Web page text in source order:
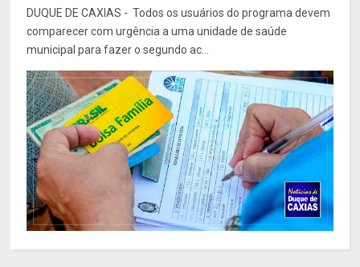
DUQUE DE CAXIAS - Todos os usuários do programa devem
comparecer com urgência a uma unidade de saúde
municipal para fazer o segundo ac...